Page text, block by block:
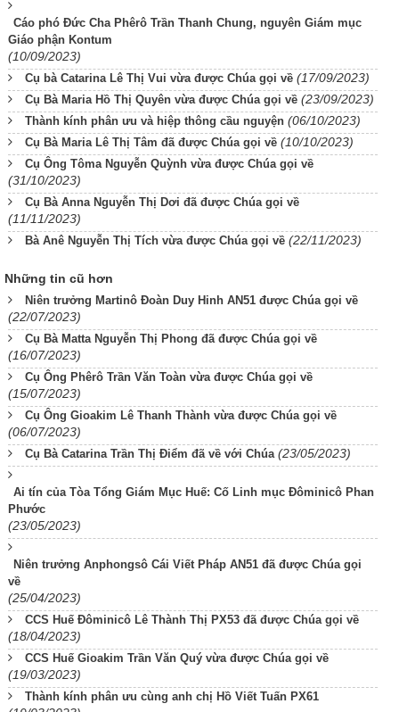
Cáo phó Đức Cha Phêrô Trần Thanh Chung, nguyên Giám mục
Giáo phận Kontum
(10/09/2023)
Cụ bà Catarina Lê Thị Vui vừa được Chúa gọi về (17/09/2023)
Cụ Bà Maria Hồ Thị Quyên vừa được Chúa gọi về (23/09/2023)
Thành kính phân ưu và hiệp thông cầu nguyện (06/10/2023)
Cụ Bà Maria Lê Thị Tâm đã được Chúa gọi về (10/10/2023)
Cụ Ông Tôma Nguyễn Quỳnh vừa được Chúa gọi về
(31/10/2023)
Cụ Bà Anna Nguyễn Thị Dơi đã được Chúa gọi về
(11/11/2023)
Bà Anê Nguyễn Thị Tích vừa được Chúa gọi về (22/11/2023)
Những tin cũ hơn
Niên trưởng Martinô Đoàn Duy Hinh AN51 được Chúa gọi về
(22/07/2023)
Cụ Bà Matta Nguyễn Thị Phong đã được Chúa gọi về
(16/07/2023)
Cụ Ông Phêrô Trần Văn Toàn vừa được Chúa gọi về
(15/07/2023)
Cụ Ông Gioakim Lê Thanh Thành vừa được Chúa gọi về
(06/07/2023)
Cụ Bà Catarina Trần Thị Điểm đã về với Chúa (23/05/2023)
Ai tín của Tòa Tổng Giám Mục Huế: Cố Linh mục Đôminicô Phan
Phước
(23/05/2023)
Niên trưởng Anphongsô Cái Viết Pháp AN51 đã được Chúa gọi
về
(25/04/2023)
CCS Huế Đôminicô Lê Thành Thị PX53 đã được Chúa gọi về
(18/04/2023)
CCS Huế Gioakim Trần Văn Quý vừa được Chúa gọi về
(19/03/2023)
Thành kính phân ưu cùng anh chị Hồ Viết Tuấn PX61